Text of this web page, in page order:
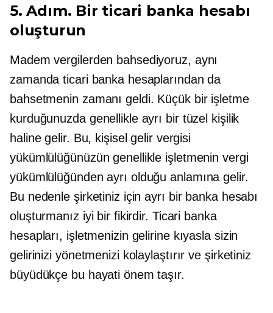
5. Adım. Bir ticari banka hesabı
oluşturun
Madem vergilerden bahsediyoruz, aynı
zamanda ticari banka hesaplarından da
bahsetmenin zamanı geldi. Küçük bir işletme
kurduğunuzda genellikle ayrı bir tüzel kişilik
haline gelir. Bu, kişisel gelir vergisi
yükümlülüğünüzün genellikle işletmenin vergi
yükümlülüğünden ayrı olduğu anlamına gelir.
Bu nedenle şirketiniz için ayrı bir banka hesabı
oluşturmanız iyi bir fikirdir. Ticari banka
hesapları, işletmenizin gelirine kıyasla sizin
gelirinizi yönetmenizi kolaylaştırır ve şirketiniz
büyüdükçe bu hayati önem taşır.